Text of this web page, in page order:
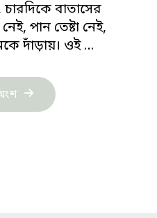
চারদিকে বাতাসের
পান তেষ্টা নেই,
দাঁড়ায়। ওই …
"জাকিয়া
এস